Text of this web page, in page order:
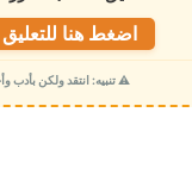
اضغط هنا
⚠️ تنبيه: انتقد ولكن بأدب